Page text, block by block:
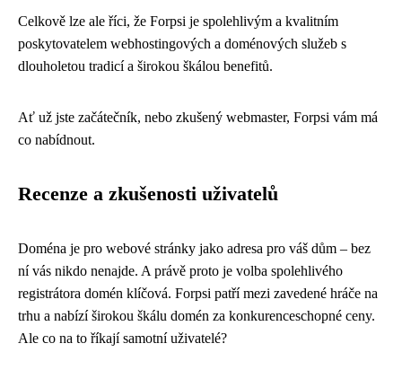
Celkově lze ale říci, že Forpsi je spolehlivým a kvalitním
poskytovatelem webhostingových a doménových služeb s
dlouholetou tradicí a širokou škálou benefitů.
Ať už jste začátečník, nebo zkušený webmaster, Forpsi vám má
co nabídnout.
Recenze a zkušenosti uživatelů
Doména je pro webové stránky jako adresa pro váš dům – bez
ní vás nikdo nenajde. A právě proto je volba spolehlivého
registrátora domén klíčová. Forpsi patří mezi zavedené hráče na
trhu a nabízí širokou škálu domén za konkurenceschopné ceny.
Ale co na to říkají samotní uživatelé?